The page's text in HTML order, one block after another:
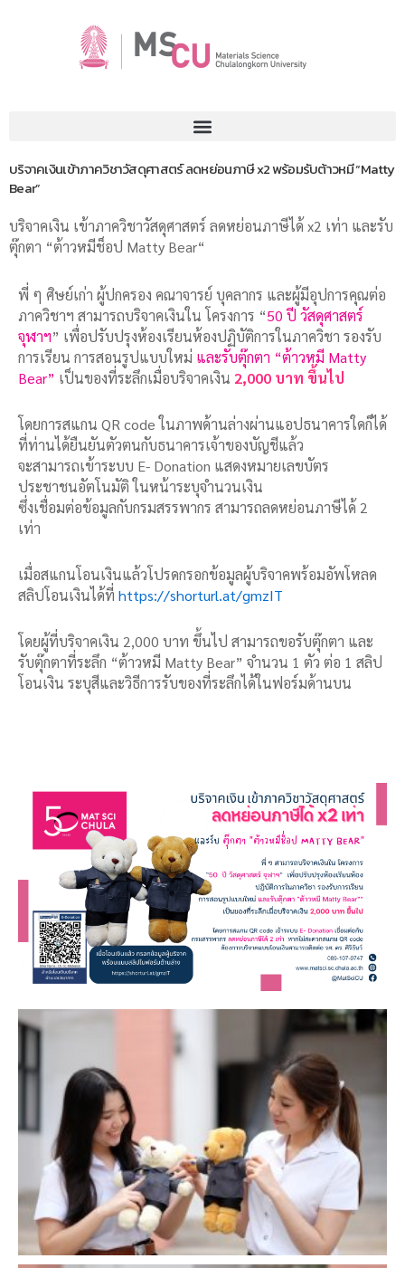
บริจาคเงินเข้าภาควิชาวัสดุศาสตร์ ลดหย่อนภาษี x2 พร้อมรับต้าวหมี “Matty
Bear”
บริจาคเงิน เข้าภาควิชาวัสดุศาสตร์ ลดหย่อนภาษีได้ x2 เท่า และรับ
ตุ๊กตา “ต้าวหมีช็อป Matty Bear“
พี่ ๆ ศิษย์เก่า ผู้ปกครอง คณาจารย์ บุคลากร และผู้มีอุปการคุณต่อ
ภาควิชาฯ สามารถบริจาคเงินใน โครงการ “50 ปี วัสดุศาสตร์
จุฬาฯ” เพื่อปรับปรุงห้องเรียนห้องปฏิบัติการในภาควิชา รองรับ
การเรียน การสอนรูปแบบใหม่ และรับตุ๊กตา “ต้าวหมี Matty
Bear” เป็นของที่ระลึกเมื่อบริจาคเงิน 2,000 บาท ขึ้นไป
โดยการสแกน QR code ในภาพด้านล่างผ่านแอปธนาคารใดก็ได้
ที่ท่านได้ยืนยันตัวตนกับธนาคารเจ้าของบัญชีแล้ว
จะสามารถเข้าระบบ E- Donation แสดงหมายเลขบัตร
ประชาชนอัตโนมัติในหน้าระบุจำนวนเงิน
ซึ่งเชื่อมต่อข้อมูลกับกรมสรรพากร สามารถลดหย่อนภาษีได้ 2
เท่า
เมื่อสแกนโอนเงินแล้วโปรดกรอกข้อมูลผู้บริจาคพร้อมอัพโหลด
สลิปโอนเงินได้ที่ https://shorturl.at/gmzIT
โดยผู้ที่บริจาคเงิน 2,000 บาท ขึ้นไป สามารถขอรับตุ๊กตา และ
รับตุ๊กตาที่ระลึก “ต้าวหมี Matty Bear” จำนวน 1 ตัว ต่อ 1 สลิป
โอนเงิน ระบุสีและวิธีการรับของที่ระลึกได้ในฟอร์มด้านบน